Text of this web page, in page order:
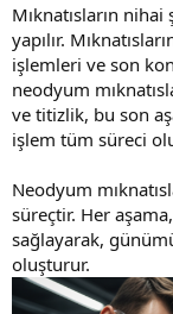
Mıknatısların
yapılır.
işlemleri ve son
neodyum
ve titizlik, bu son
işlem tüm süreci
Neodyum
süreçtir. Her aşama,
sağlayarak,
oluşturur.